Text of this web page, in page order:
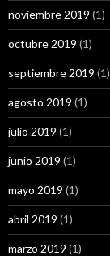
noviembre 2019 (1)
octubre 2019 (1)
septiembre 2019 (1)
agosto 2019 (1)
julio 2019 (1)
junio 2019 (1)
mayo 2019 (1)
abril 2019 (1)
marzo 2019 (1)